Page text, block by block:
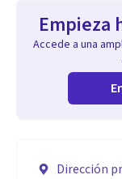
Empieza
Accede a una
Dirección